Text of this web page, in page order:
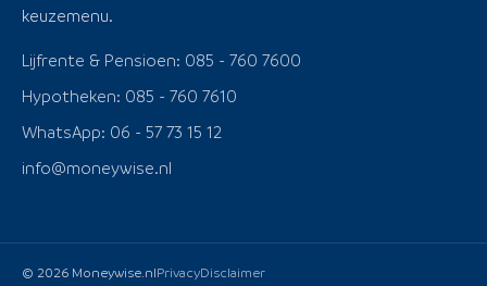
keuzemenu.
Lijfrente & Pensioen: 085 - 760 7600
Hypotheken: 085 - 760 7610
WhatsApp: 06 - 57 73 15 12
info@moneywise.nl
© 2026 Moneywise.nlPrivacyDisclaimer